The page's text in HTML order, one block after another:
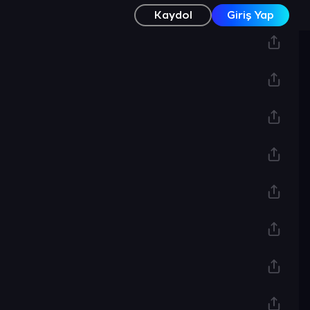
Kaydol Giriş Yap